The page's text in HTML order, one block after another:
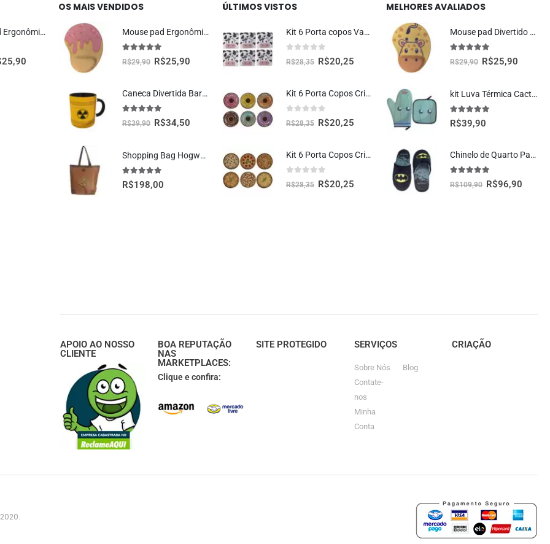
Mouse Pad Ergonômico Dragão Vermelho Oficial Geek Vip
25,90
OS MAIS VENDIDOS
Mouse pad Ergonômico Sorvete Presente Criativo
5.00 fora de 5
R$29,90 R$25,90
Caneca Divertida Barril Radioativo Presente Criativo Geek
5.00 fora de 5
R$39,90 R$34,50
Shopping Bag Hogwarts Oficial Harry Potter
5.00 fora de 5
R$198,00
ÚLTIMOS VISTOS
Kit 6 Porta copos Vaquinha Fofa Kawaii
fora de 5
R$28,35 R$20,25
Kit 6 Porta Copos Criativos – Rosquinhas Donuts
fora de 5
R$28,35 R$20,25
Kit 6 Porta Copos Criativos – Pizzas
fora de 5
R$28,35 R$20,25
MELHORES AVALIADOS
Mouse pad Divertido Ergonômico Girafa Kawaii
5.00 fora de 5
R$29,90 R$25,90
kit Luva Térmica Cacto Kawaii Cozinha Criativa Geek
5.00fora de 5
R$39,90
Chinelo de Quarto Pantufa Batman Oficial DC Moda Geek
5.00 fora de 5
R$109,90 R$96,90
APOIO AO NOSSO
CLIENTE
BOA REPUTAÇÃO
NAS
MARKETPLACES:
Clique e confira:
SITE PROTEGIDO SERVIÇOS
Sobre Nós
Contate-
nos
Minha
Conta
Blog
CRIAÇÃO